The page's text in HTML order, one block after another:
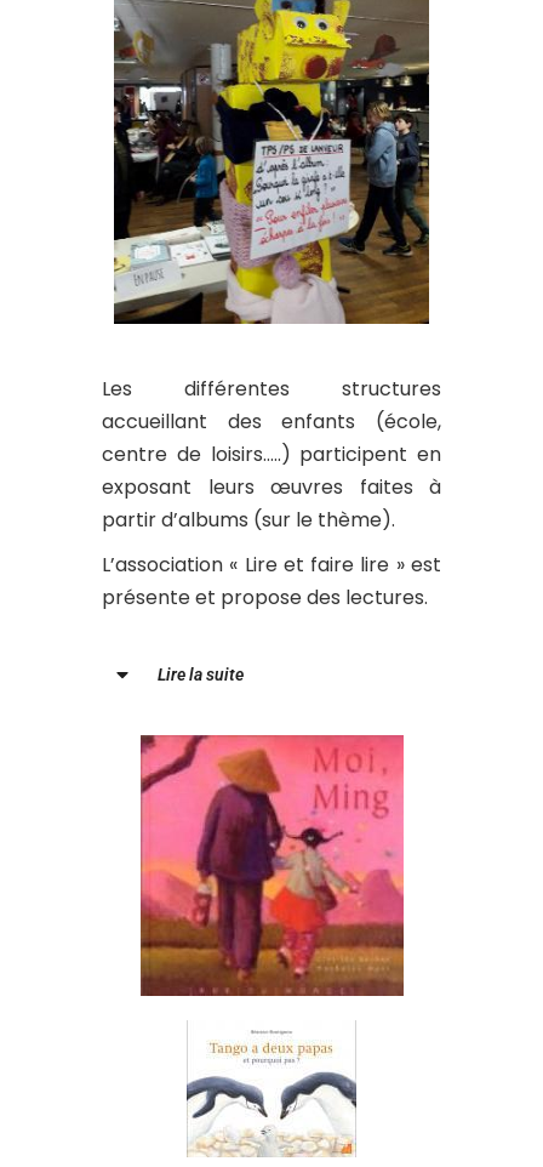
Les différentes structures
accueillant des enfants (école,
centre de loisirs…..) participent en
exposant leurs œuvres faites à
partir d’albums (sur le thème).
L’association « Lire et faire lire » est
présente et propose des lectures.
Lire la suite